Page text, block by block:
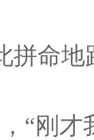
拼命
“刚